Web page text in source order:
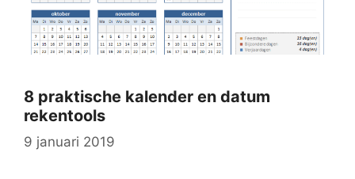
8 praktische kalender en datum
rekentools
9 januari 2019